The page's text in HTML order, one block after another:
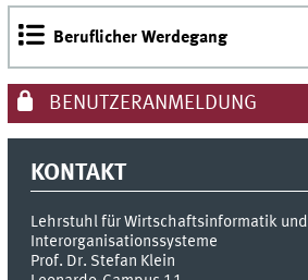
Beruflicher Werdegang
BENUTZERANMELDUNG
KONTAKT
Lehrstuhl für Wirtschaftsinformatik und
Interorganisationssysteme
Prof. Dr. Stefan Klein